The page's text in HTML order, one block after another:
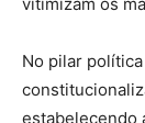
No pilar
estabelecendo